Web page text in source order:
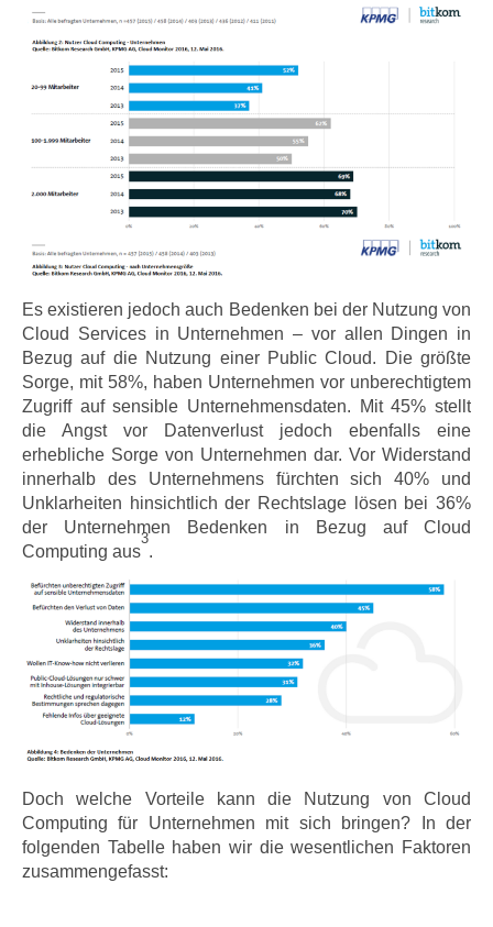
Es existieren jedoch auch Bedenken bei der Nutzung von
Cloud Services in Unternehmen – vor allen Dingen in
Bezug auf die Nutzung einer Public Cloud. Die größte
Sorge, mit 58%, haben Unternehmen vor unberechtigtem
Zugriff auf sensible Unternehmensdaten. Mit 45% stellt
die Angst vor Datenverlust jedoch ebenfalls eine
erhebliche Sorge von Unternehmen dar. Vor Widerstand
innerhalb des Unternehmens fürchten sich 40% und
Unklarheiten hinsichtlich der Rechtslage lösen bei 36%
der Unternehmen Bedenken in Bezug auf Cloud
Computing aus
3
.
Doch welche Vorteile kann die Nutzung von Cloud
Computing für Unternehmen mit sich bringen? In der
folgenden Tabelle haben wir die wesentlichen Faktoren
zusammengefasst: